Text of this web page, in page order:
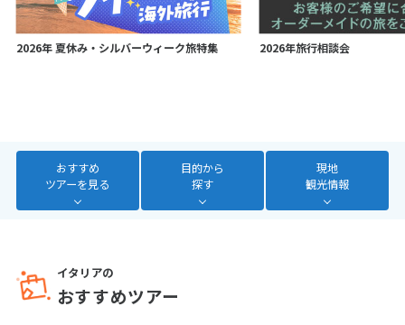
21
22 23 24 26
27
28
29 30 31
4
5 7
10
25
26
2026年 夏休み・シルバーウィーク旅特集 2026年旅行相談会
おすすめ
ツアーを見る
目的から
探す
現地
観光情報
イタリアの
おすすめツアー